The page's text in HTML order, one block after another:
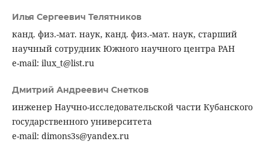
Илья Сергеевич Телятников
канд. физ.-мат. наук, канд. физ.-мат. наук, старший
научный сотрудник Южного научного центра РАН
e-mail: ilux_t@list.ru
Дмитрий Андреевич Снетков
инженер Научно-исследовательской части Кубанского
государственного университета
e-mail: dimons3s@yandex.ru